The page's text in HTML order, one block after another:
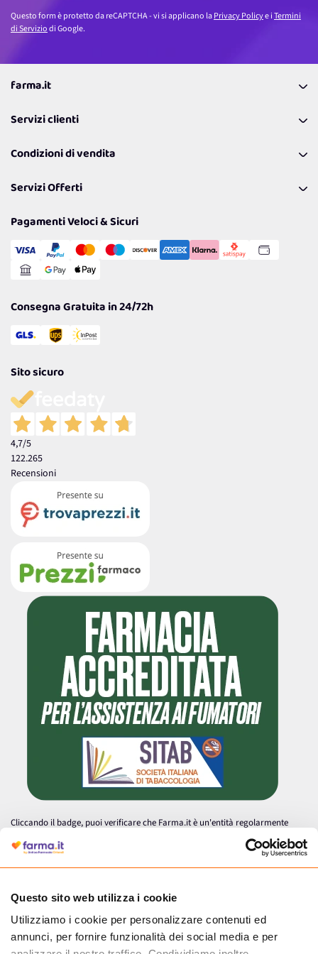
Questo sito web utilizza i cookie
Utilizziamo i cookie per personalizzare contenuti ed
annunci, per fornire funzionalità dei social media e per
Questo form è protetto da reCAPTCHA - vi si applicano laPrivacy Policye iTermini
di Serviziodi Google.
farma.it
Coupon
Lavora con noi
Politiche per la parità di genere
Servizi clienti
Richiamami
Resi
Condizioni di vendita
Spedizioni
Cookie Policy
Gestisci Cookie
Servizi Offerti
Reso Facile e Veloce
Pagamenti Veloci & Sicuri
Consegna Gratuita in 24/72h
Sito sicuro
4,7/5
122.265
Recensioni
Cliccando il badge, puoi verificare che Farma.it è un'entità regolarmente
autorizzata dal Ministero della Salute a effettuare la vendita online di
medicinali.